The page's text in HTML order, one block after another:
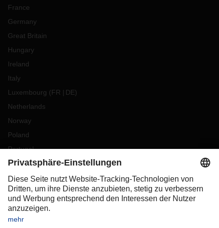
France
Germany
Great Britain
Hungary
Ireland
Italy
Luxembourg (FR DE)
Netherlands
Norway
Poland
Portugal
Romania
Slovakia
Spain
Sweden
Switzerland